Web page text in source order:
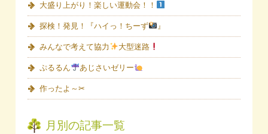
大盛り上がり！楽しい運動会！！
探検！発見！『ハイっ！ちーず 』
みんなで考えて協力 大型迷路
ぷるるん あじさいゼリー
作ったよ～✂
月別の記事一覧